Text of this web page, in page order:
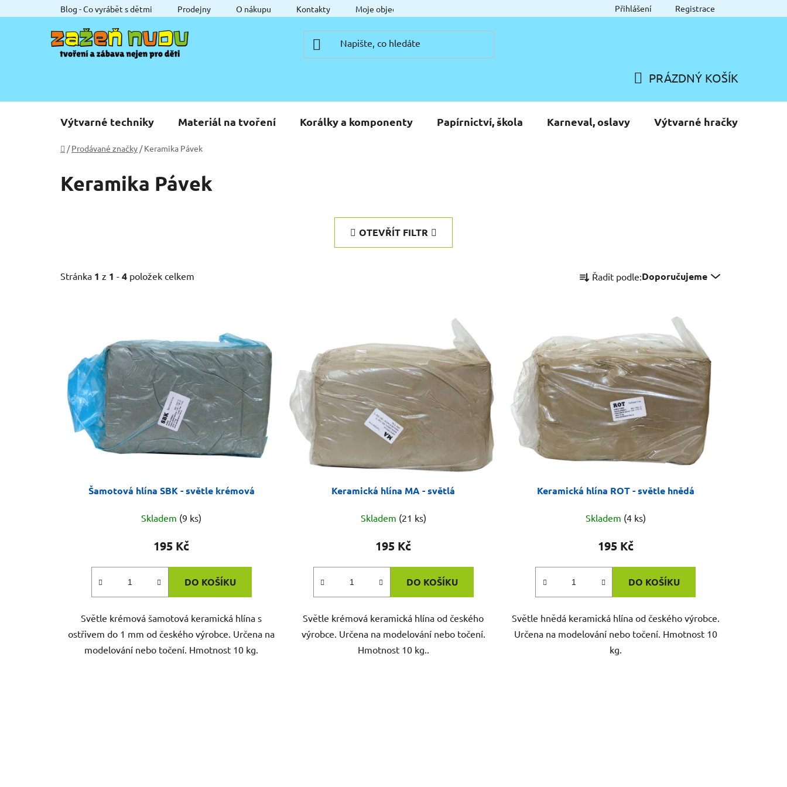
na
Blog - Co vyrábět s dětmi Prodejny O nákupu Kontakty Moje objednávka Přihlášení Registrace
KOŠÍK
PRÁZDNÝ KOŠÍK
Výtvarné techniky Materiál na tvoření Korálky a komponenty Papírnictví, škola Karneval, oslavy Výtvarné hračky
Domů
/ Prodávané značky / Keramika Pávek
Keramika Pávek
OTEVŘÍT FILTR
Stránka 1 z 1 - 4 položek celkem
a
í
p
r
o
d
k
ů
Řadit podle:Doporučujeme
p
Šamotová hlína SBK - světle krémová
Skladem (9 ks)
195 Kč
DO KOŠÍKU
Světle krémová šamotová keramická hlína s
ostřivem do 1 mm od českého výrobce. Určena na
modelování nebo točení. Hmotnost 10 kg.
Keramická hlína MA - světlá
Skladem (21 ks)
195 Kč
DO KOŠÍKU
Světle krémová keramická hlína od českého
výrobce. Určena na modelování nebo točení.
Hmotnost 10 kg..
Keramická hlína ROT - světle hnědá
Skladem (4 ks)
195 Kč
DO KOŠÍKU
Světle hnědá keramická hlína od českého výrobce.
Určena na modelování nebo točení. Hmotnost 10
kg.